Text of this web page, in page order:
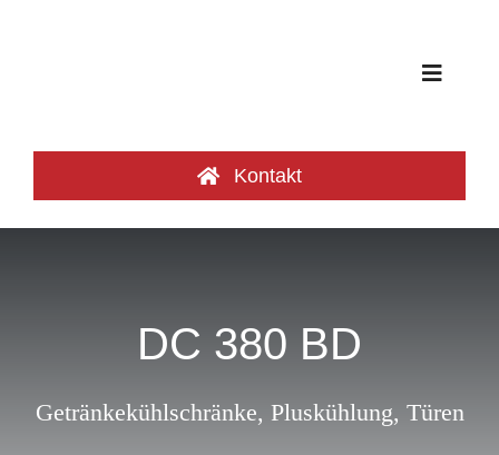
Toggle
Produktgruppen
Kontakt
DC 380 BD
Getränkekühlschränke, Pluskühlung, Türen